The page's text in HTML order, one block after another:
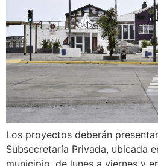
Los proyectos deberán
Subsecretaría Privada, ubicada
municipio, de lunes a viernes y